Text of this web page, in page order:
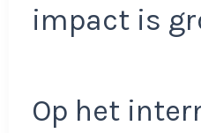
impact is
Op het